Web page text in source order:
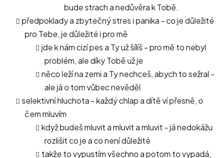
bude strach a nedůvěra k Tobě.
předpoklady a zbytečný stres i panika - co je důležité
pro Tebe, je důležité i pro mě
jde k nám cizí pes a Ty už šílíš - pro mě to nebyl
problém, ale díky Tobě už je
něco leží na zemi a Ty nechceš, abych to sežral -
ale já o tom vůbec nevěděl
selektivní hluchota - každý chlap a dítě ví přesně, o
čem mluvím
když budeš mluvit a mluvit a mluvit - já nedokážu
rozlišit co je a co není důležité
takže to vypustím všechno a potom to vypadá,